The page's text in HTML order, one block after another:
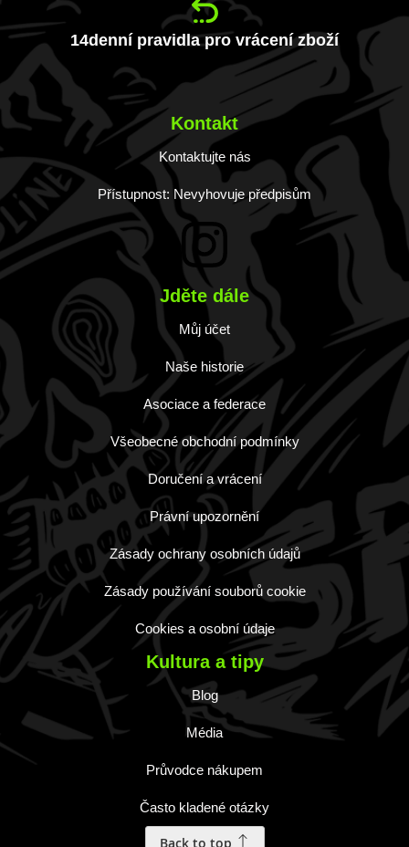
14denní pravidla pro vrácení zboží
Kontakt
Kontaktujte nás
Přístupnost: Nevyhovuje předpisům
Jděte dále
Můj účet
Naše historie
Asociace a federace
Všeobecné obchodní podmínky
Doručení a vrácení
Právní upozornění
Zásady ochrany osobních údajů
Zásady používání souborů cookie
Cookies a osobní údaje
Kultura a tipy
Blog
Média
Průvodce nákupem
Často kladené otázky
Back to top